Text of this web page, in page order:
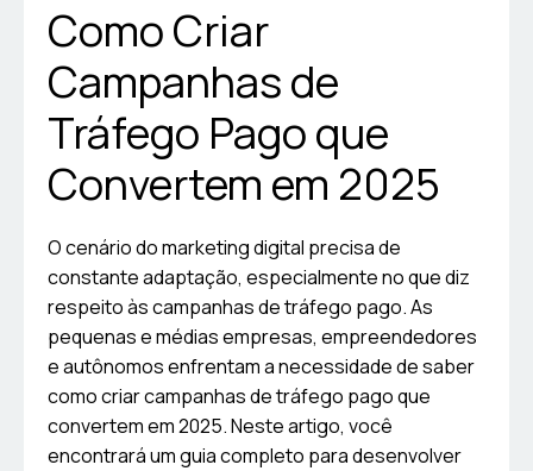
Como Criar
Campanhas de
Tráfego Pago que
Convertem em 2025
O cenário do marketing digital precisa de
constante adaptação, especialmente no que diz
respeito às campanhas de tráfego pago. As
pequenas e médias empresas, empreendedores
e autônomos enfrentam a necessidade de saber
como criar campanhas de tráfego pago que
convertem em 2025. Neste artigo, você
encontrará um guia completo para desenvolver